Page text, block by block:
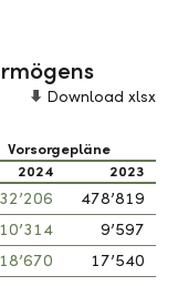
Download xlsx
Vorsorgepläne
2024 2023
478’819
10’314
9’597
18’670
17’540